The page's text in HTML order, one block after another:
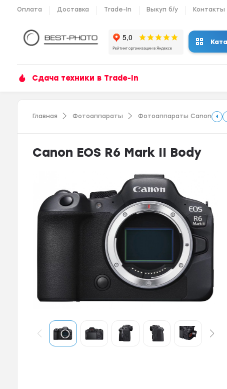
Оплата Доставка Trade-In Выкуп б/у Контакты
Сдача техники в Trade-In
Главная Фотоаппараты Фотоаппараты Canon
Canon EOS R6 Mark II Body